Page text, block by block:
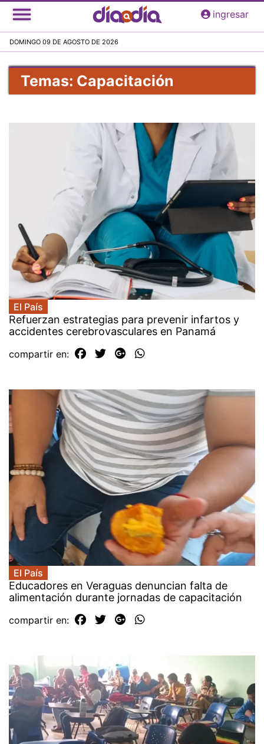
Pasar
al
principal
ingresar
DOMINGO 09 DE AGOSTO DE 2026
Temas: Capacitación
El País
Refuerzan estrategias para prevenir infartos y
accidentes cerebrovasculares en Panamá
compartir en:
El País
Educadores en Veraguas denuncian falta de
alimentación durante jornadas de capacitación
compartir en: